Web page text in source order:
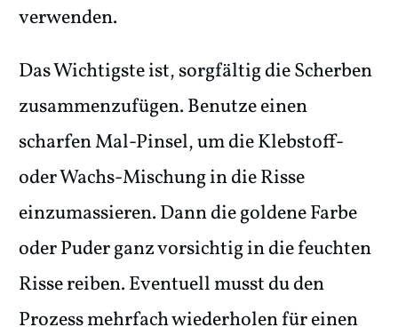
verwenden.
Das Wichtigste ist, sorgfältig die Scherben
zusammenzufügen. Benutze einen
scharfen Mal-Pinsel, um die Klebstoff-
oder Wachs-Mischung in die Risse
einzumassieren. Dann die goldene Farbe
oder Puder ganz vorsichtig in die feuchten
Risse reiben. Eventuell musst du den
Prozess mehrfach wiederholen für einen